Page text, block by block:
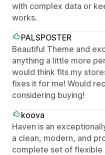
with complex data or
works.
PALSPOSTER
Beautiful Theme and
anything a little more
would think fits my
fixes it for me! Would
considering buying!
koova
Haven is an
a clean, modern, and
complete set of flexible